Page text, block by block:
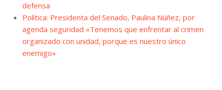
defensa
Política: Presidenta del Senado, Paulina Núñez, por
agenda seguridad «Tenemos que enfrentar al crimen
organizado con unidad, porque es nuestro único
enemigo»